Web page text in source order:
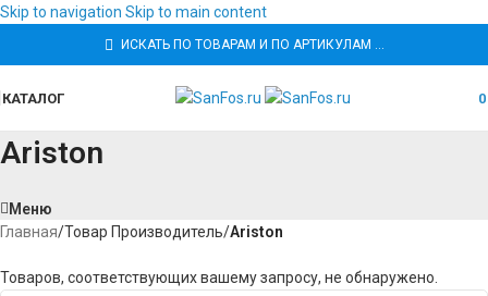
Skip to navigation Skip to main content
ИСКАТЬ ПО ТОВАРАМ И ПО АРТИКУЛАМ …
КАТАЛОГ 0
Ariston
Меню
Главная/Товар Производитель/Ariston
Товаров, соответствующих вашему запросу, не обнаружено.